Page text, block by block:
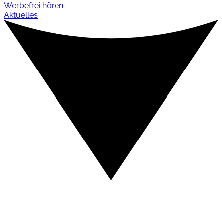
Werbefrei hören
Aktuelles